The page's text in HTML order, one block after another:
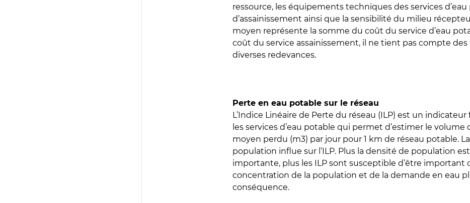
ressource, les équipements techniques des services
d’assainissement ainsi que la sensibilité du milieu
moyen représente la somme du coût du service d’eau
coût du service assainissement, il ne tient pas compte des
diverses redevances.
Perte en eau potable sur le réseau
L’Indice Linéaire de Perte du réseau (ILP) est un indicateur
les services d’eau potable qui permet d’estimer le volume
moyen perdu (m3) par jour pour 1 km de réseau potable.
population influe sur l’ILP. Plus la densité de population est
importante, plus les ILP sont susceptible d’être important
concentration de la population et de la demande en eau
conséquence.